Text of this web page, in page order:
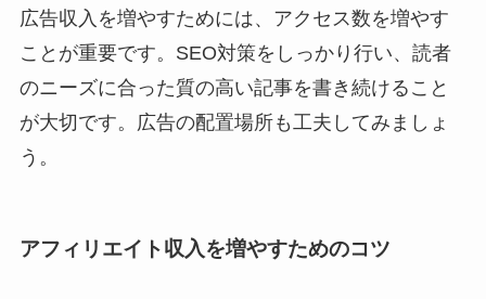
広告収入を増やすためには、アクセス数を増やす
ことが重要です。SEO対策をしっかり行い、読者
のニーズに合った質の高い記事を書き続けること
が大切です。広告の配置場所も工夫してみましょ
う。
アフィリエイト収入を増やすためのコツ